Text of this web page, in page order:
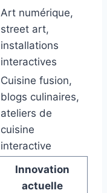
Art numérique,
street art,
installations
interactives
Cuisine fusion,
blogs culinaires,
ateliers de
cuisine
interactive
Innovation
actuelle